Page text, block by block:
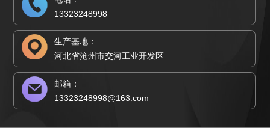
13323248998
生产基地：
河北省沧州市交河工业开发区
邮箱：
13323248998@163.com